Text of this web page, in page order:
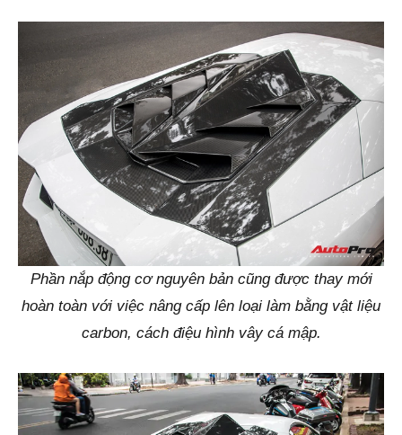
Phần nắp động cơ nguyên bản cũng được thay mới
hoàn toàn với việc nâng cấp lên loại làm bằng vật liệu
carbon, cách điệu hình vây cá mập.